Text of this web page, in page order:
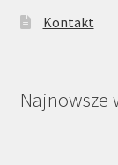
Kontakt
Najnowsze